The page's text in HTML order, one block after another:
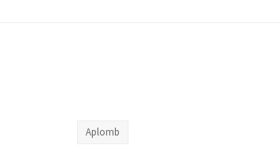
Aplomb